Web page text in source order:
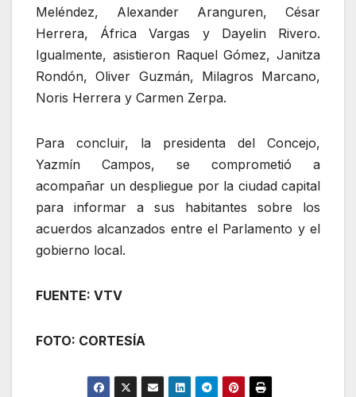
Meléndez, Alexander Aranguren, César
Herrera, África Vargas y Dayelin Rivero.
Igualmente, asistieron Raquel Gómez, Janitza
Rondón, Oliver Guzmán, Milagros Marcano,
Noris Herrera y Carmen Zerpa.
Para concluir, la presidenta del Concejo,
Yazmín Campos, se comprometió a
acompañar un despliegue por la ciudad capital
para informar a sus habitantes sobre los
acuerdos alcanzados entre el Parlamento y el
gobierno local.
FUENTE: VTV
FOTO: CORTESÍA